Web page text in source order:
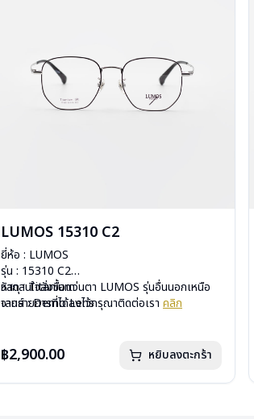
LUMOS 15310 C2
ยี่ห้อ : LUMOS
รุ่น : 15310 C2
วัสดุ : Titanium
เลนส์ : Demo Lens
อุปกรณ์ : กล่องแว่น , ผ้าเช็ดแว่น
หากสนใจสั่งชื้อแว่นตา LUMOS รุ่นอื่นนอกเหนือ
จากรายการที่ได้ลงไว้กรุณาติดต่อเรา คลิก
฿2,900.00 หยิบลงตะกร้า